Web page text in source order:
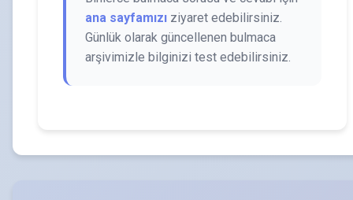
ana sayfamızı ziyaret edebilirsiniz.
Günlük olarak güncellenen bulmaca
arşivimizle bilginizi test edebilirsiniz.